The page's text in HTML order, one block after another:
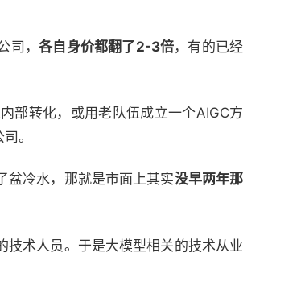
司，各自身价都翻了2-3倍，有的已经
部转化，或用老队伍成立一个AIGC方
。
盆冷水，那就是市面上其实没早两年那
技术人员。于是大模型相关的技术从业